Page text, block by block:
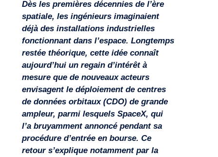
Secteurs
Dès les premières décennies de l’ère
spatiale, les ingénieurs imaginaient
déjà des installations industrielles
fonctionnant dans l’espace. Longtemps
restée théorique, cette idée connaît
aujourd’hui un regain d’intérêt à
mesure que de nouveaux acteurs
envisagent le déploiement de centres
de données orbitaux (CDO) de grande
ampleur, parmi lesquels SpaceX, qui
l’a bruyamment annoncé pendant sa
procédure d’entrée en bourse. Ce
retour s’explique notamment par la